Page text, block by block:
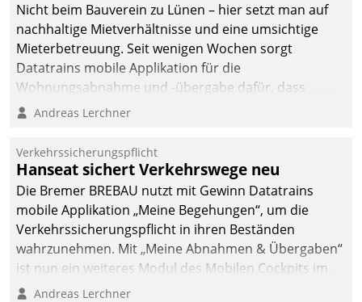
Nicht beim Bauverein zu Lünen – hier setzt man auf
nachhaltige Mietverhältnisse und eine umsichtige
Mieterbetreuung. Seit wenigen Wochen sorgt
Datatrains mobile Applikation für die
Wohnungsabnahme und -übergabe dafür, dass
Mieter wohlgeordnet kommen und, so es sein muss,
Andreas Lerchner
Verkehrssicherungspflicht
Hanseat sichert Verkehrswege neu
Die Bremer BREBAU nutzt mit Gewinn Datatrains
mobile Applikation „Meine Begehungen“, um die
Verkehrssicherungspflicht in ihren Beständen
wahrzunehmen. Mit „Meine Abnahmen & Übergaben“
ist nun ein weiteres Modul des Mobilen Cockpits im
Einsatz.
Andreas Lerchner